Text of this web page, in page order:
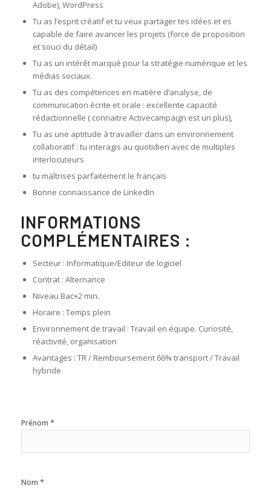
Adobe), WordPress
Tu as l’esprit créatif et tu veux partager tes idées et es
capable de faire avancer les projets (force de proposition
et souci du détail)
Tu as un intérêt marqué pour la stratégie numérique et les
médias sociaux.
Tu as des compétences en matière d’analyse, de
communication écrite et orale : excellente capacité
rédactionnelle ( connaitre Activecampaign est un plus),
Tu as une aptitude à travailler dans un environnement
collaboratif : tu interagis au quotidien avec de multiples
interlocuteurs
tu maîtrises parfaitement le français
Bonne connaissance de LinkedIn
INFORMATIONS
COMPLÉMENTAIRES :
Secteur : Informatique/Editeur de logiciel
Contrat : Alternance
Niveau Bac+2 min.
Horaire : Temps plein
Environnement de travail : Travail en équipe. Curiosité,
réactivité, organisation
Avantages : TR / Remboursement 66% transport / Travail
hybride
Prénom *
Nom *